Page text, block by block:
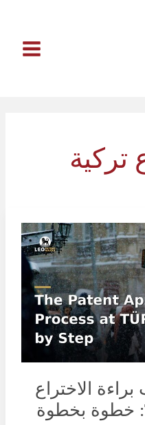
تركية
الاختراع